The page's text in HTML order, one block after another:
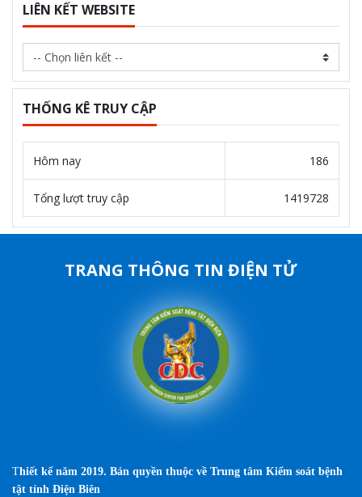
LIÊN KẾT WEBSITE
THỐNG KÊ TRUY CẬP
Hôm nay 186
Tổng lượt truy cập 1419728
TRANG THÔNG TIN ĐIỆN TỬ
Thiết kế năm 2019. Bản quyền thuộc về Trung tâm Kiểm soát bệnh
tật tỉnh Điện Biên